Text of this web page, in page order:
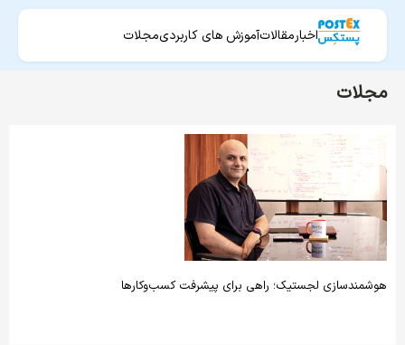
اخبارمقالاتآموزش های کاربردیمجلات
مجلات
هوشمند‌سازی لجستیک؛ راهی برای پیشرفت کسب‌وکارها